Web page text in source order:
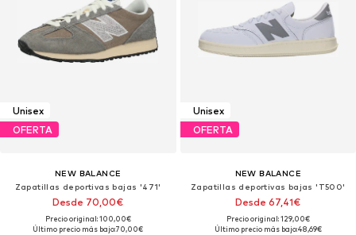
Unisex
OFERTA
NEW BALANCE
Zapatillas deportivas bajas '471'
Desde 70,00€
Precio original: 100,00€
Último precio más bajo:70,00€
Unisex
OFERTA
NEW BALANCE
Zapatillas deportivas bajas 'T500'
Desde 67,41€
Precio original: 129,00€
Último precio más bajo:48,69€